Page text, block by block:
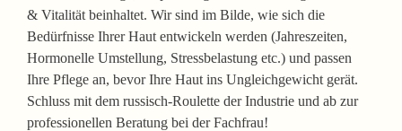
& Vitalität beinhaltet. Wir sind im Bilde, wie sich die
Bedürfnisse Ihrer Haut entwickeln werden (Jahreszeiten,
Hormonelle Umstellung, Stressbelastung etc.) und passen
Ihre Pflege an, bevor Ihre Haut ins Ungleichgewicht gerät.
Schluss mit dem russisch-Roulette der Industrie und ab zur
professionellen Beratung bei der Fachfrau!